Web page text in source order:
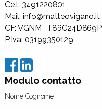
Cell: 3491220801
Mail: info@matteovigano.it
CF: VGNMTT86C24D869P
P.Iva: 03199350129
Modulo contatto
Nome Cognome